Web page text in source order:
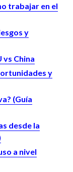
trabajar en el
y
vs China
y
(Guía
desde la
a nivel